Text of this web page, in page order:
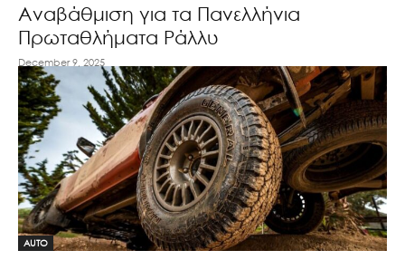
Αναβάθμιση για τα Πανελλήνια
Πρωταθλήματα Ράλλυ
December 9, 2025
AUTO